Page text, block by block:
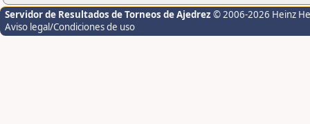
Servidor de Resultados de Torneos de Ajedrez © 2006-2026 Heinz
Aviso legal/Condiciones de uso